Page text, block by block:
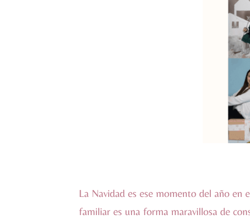
La Navidad es ese momento del año en
familiar es una forma maravillosa de